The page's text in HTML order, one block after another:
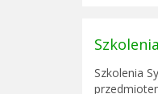
Szkolenia
Szkolenia